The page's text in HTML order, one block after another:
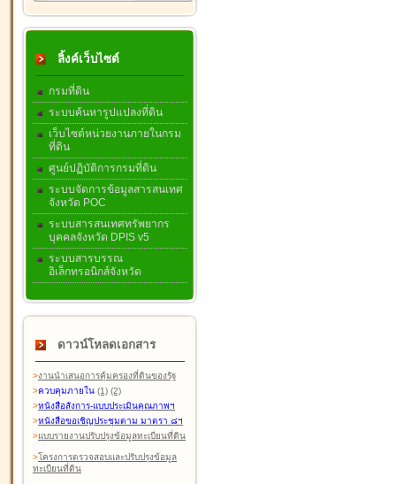
ลิ้งค์เว็บไซต์
กรมที่ดิน
ระบบค้นหารูปแปลงที่ดิน
เว็บไซต์หน่วยงานภายในกรม
ที่ดิน
ศูนย์ปฏิบัติการกรมที่ดิน
ระบบจัดการข้อมูลสารสนเทศ
จังหวัด POC
ระบบสารสนเทศทรัพยากร
บุคคลจังหวัด DPIS v5
ระบบสารบรรณ
อิเล็กทรอนิกส์จังหวัด
ดาวน์โหลดเอกสาร
>งานนำเสนอการคุ้มครองที่ดินของรัฐ
>ควบคุมภายใน (1) (2)
>หนังสือสังการ-แบบประเมินคุณภาพฯ
>หนังสือขอเชิญประชุมตาม มาตรา ๘ฯ
>แบบรายงานปรับปรุงข้อมูลทะเบียนที่ดิน
>โครงการตรวจสอบและปรับปรุงข้อมูล
ทะเบียนที่ดิน